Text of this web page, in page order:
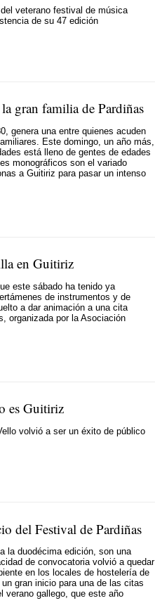
veterano festival de música
de su 47 edición
gran familia de Pardiñas
genera una entre quienes acuden
Este domingo, un año más,
está lleno de gentes de edades
monográficos son el variado
a Guitiriz para pasar un intenso
en Guitiriz
este sábado ha tenido ya
de instrumentos y de
a dar animación a una cita
organizada por la Asociación
es Guitiriz
volvió a ser un éxito de público
del Festival de Pardiñas
la duodécima edición, son una
de convocatoria volvió a quedar
en los locales de hostelería de
gran inicio para una de las citas
verano gallego, que este año